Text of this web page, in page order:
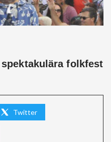
folkfest
Twitter